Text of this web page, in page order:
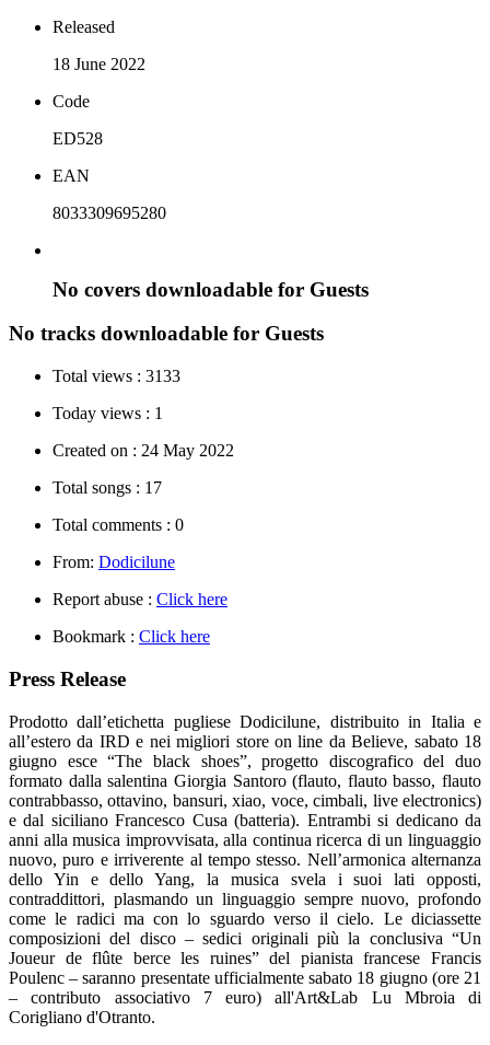
Released
18 June 2022
Code
ED528
EAN
8033309695280
No covers downloadable for Guests
No tracks downloadable for Guests
Total views : 3133
Today views : 1
Created on : 24 May 2022
Total songs : 17
Total comments : 0
From: Dodicilune
Report abuse : Click here
Bookmark : Click here
Press Release
Prodotto dall’etichetta pugliese Dodicilune, distribuito in Italia e
all’estero da IRD e nei migliori store on line da Believe, sabato 18
giugno esce “The black shoes”, progetto discografico del duo
formato dalla salentina Giorgia Santoro (flauto, flauto basso, flauto
contrabbasso, ottavino, bansuri, xiao, voce, cimbali, live electronics)
e dal siciliano Francesco Cusa (batteria). Entrambi si dedicano da
anni alla musica improvvisata, alla continua ricerca di un linguaggio
nuovo, puro e irriverente al tempo stesso. Nell’armonica alternanza
dello Yin e dello Yang, la musica svela i suoi lati opposti,
contraddittori, plasmando un linguaggio sempre nuovo, profondo
come le radici ma con lo sguardo verso il cielo. Le diciassette
composizioni del disco – sedici originali più la conclusiva “Un
Joueur de flûte berce les ruines” del pianista francese Francis
Poulenc – saranno presentate ufficialmente sabato 18 giugno (ore 21
– contributo associativo 7 euro) all'Art&Lab Lu Mbroia di
Corigliano d'Otranto.